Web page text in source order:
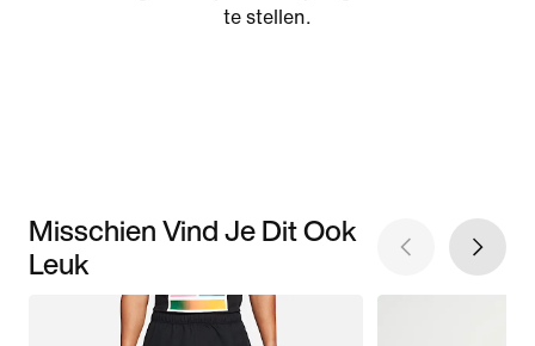
te stellen.
Misschien Vind Je Dit Ook
Leuk